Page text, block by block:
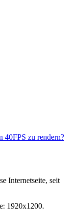
40FPS zu rendern?
Internetseite, seit
1920x1200.